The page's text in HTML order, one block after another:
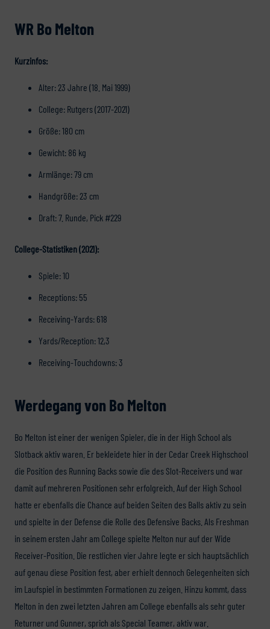
WR Bo Melton
Kurzinfos:
Alter: 23 Jahre (18. Mai 1999)
College: Rutgers (2017-2021)
Größe: 180 cm
Gewicht: 86 kg
Armlänge: 79 cm
Handgröße: 23 cm
Draft: 7. Runde, Pick #229
College-Statistiken (2021):
Spiele: 10
Receptions: 55
Receiving-Yards: 618
Yards/Reception: 12,3
Receiving-Touchdowns: 3
Werdegang von Bo Melton
Bo Melton ist einer der wenigen Spieler, die in der High School als
Slotback aktiv waren. Er bekleidete hier in der Cedar Creek Highschool
die Position des Running Backs sowie die des Slot-Receivers und war
damit auf mehreren Positionen sehr erfolgreich. Auf der High School
hatte er ebenfalls die Chance auf beiden Seiten des Balls aktiv zu sein
und spielte in der Defense die Rolle des Defensive Backs. Als Freshman
in seinem ersten Jahr am College spielte Melton nur auf der Wide
Receiver-Position. Die restlichen vier Jahre legte er sich hauptsächlich
auf genau diese Position fest, aber erhielt dennoch Gelegenheiten sich
im Laufspiel in bestimmten Formationen zu zeigen. Hinzu kommt, dass
Melton in den zwei letzten Jahren am College ebenfalls als sehr guter
Returner und Gunner, sprich als Special Teamer, aktiv war.